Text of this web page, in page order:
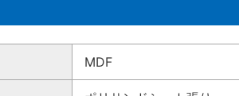
MDF